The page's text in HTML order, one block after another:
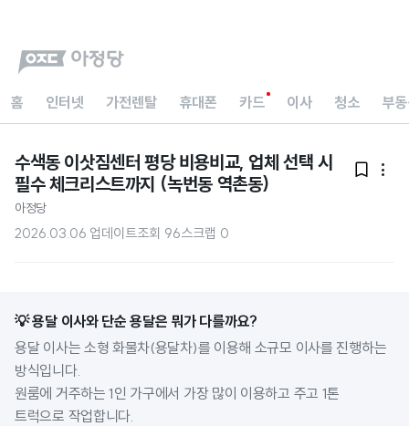
홈 인터넷 가전렌탈 휴대폰 카드 이사 청소 부
수색동 이삿짐센터 평당 비용비교, 업체 선택 시
필수 체크리스트까지 (녹번동 역촌동)
 
아정당
2026.03.06 업데이트조회 96스크랩 0
💡 용달 이사와 단순 용달은 뭐가 다를까요?
용달 이사는 소형 화물차(용달차)를 이용해 소규모 이사를 진행하는
방식입니다.
원룸에 거주하는 1인 가구에서 가장 많이 이용하고 주고 1톤
트럭으로 작업합니다.